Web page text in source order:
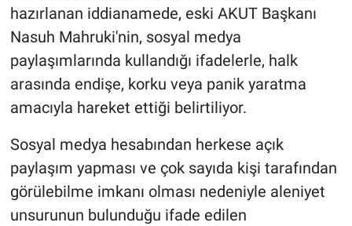
hazırlanan iddianamede, eski AKUT Başkanı
Nasuh Mahruki'nin, sosyal medya
paylaşımlarında kullandığı ifadelerle, halk
arasında endişe, korku veya panik yaratma
amacıyla hareket ettiği belirtiliyor.
Sosyal medya hesabından herkese açık
paylaşım yapması ve çok sayıda kişi tarafından
görülebilme imkanı olması nedeniyle aleniyet
unsurunun bulunduğu ifade edilen